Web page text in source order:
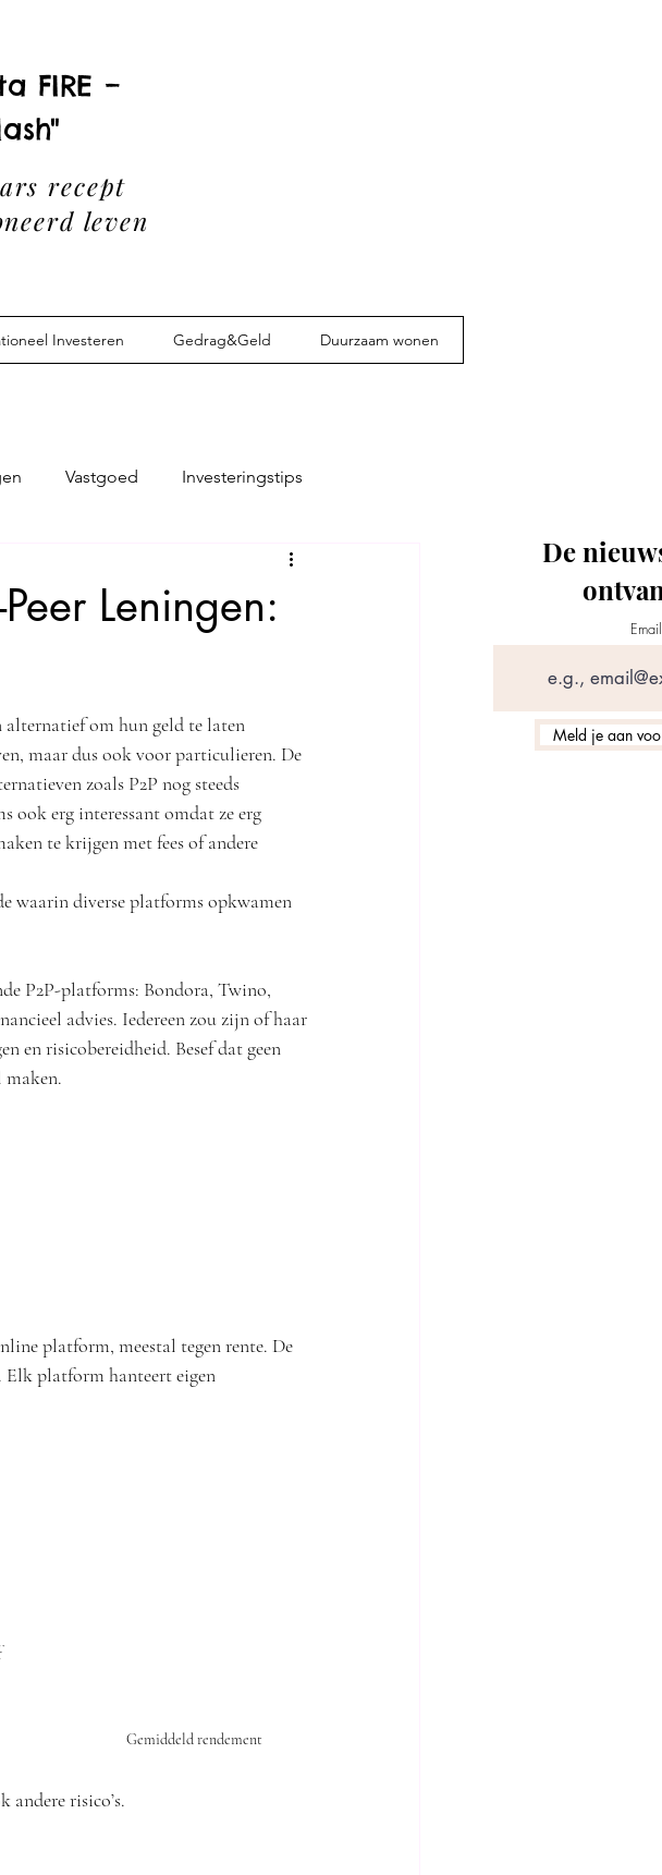
FIRE –
recept
leven
Investeren Gedrag&Geld Duurzaam wonen
Vastgoed Investeringstips
Leningen:
alternatief om hun geld te laten
maar dus ook voor particulieren. De
zoals P2P nog steeds
ook erg interessant omdat ze erg
te krijgen met fees of andere
waarin diverse platforms opkwamen
P2P-platforms: Bondora, Twino,
advies. Iedereen zou zijn of haar
en risicobereidheid. Besef dat geen
platform, meestal tegen rente. De
Elk platform hanteert eigen
Gemiddeld rendement
risico’s.
De
Email
Meld je aan